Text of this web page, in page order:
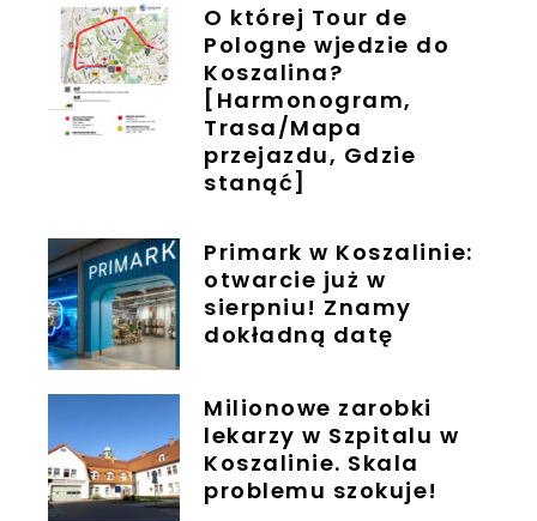
O której Tour de
Pologne wjedzie do
Koszalina?
[Harmonogram,
Trasa/Mapa
przejazdu, Gdzie
stanąć]
Primark w Koszalinie:
otwarcie już w
sierpniu! Znamy
dokładną datę
Milionowe zarobki
lekarzy w Szpitalu w
Koszalinie. Skala
problemu szokuje!